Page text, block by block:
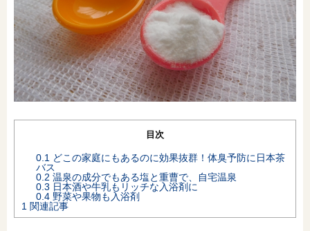
目次
0.1 どこの家庭にもあるのに効果抜群！体臭予防に日本茶
バス
0.2 温泉の成分でもある塩と重曹で、自宅温泉
0.3 日本酒や牛乳もリッチな入浴剤に
0.4 野菜や果物も入浴剤
1 関連記事